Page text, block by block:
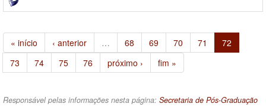
« início ‹ anterior … 68 69 70 71
72
73
74 75 76 próximo › fim »
Responsável pelas informações nesta página: Secretaria de Pós-Graduação